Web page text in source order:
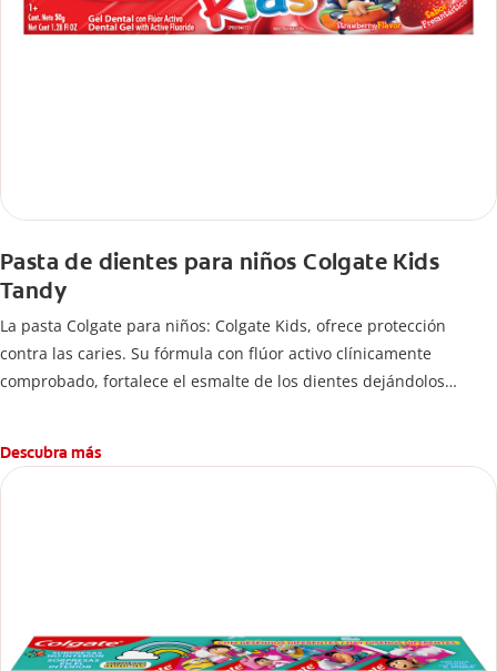
Pasta de dientes para niños Colgate Kids
Tandy
La pasta Colgate para niños: Colgate Kids, ofrece protección
contra las caries. Su fórmula con flúor activo clínicamente
comprobado, fortalece el esmalte de los dientes dejándolos
Descubra más